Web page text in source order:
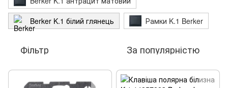
Berker K.1 білий глянець
Рамки K.1 Berker
Фільтр За популярністю